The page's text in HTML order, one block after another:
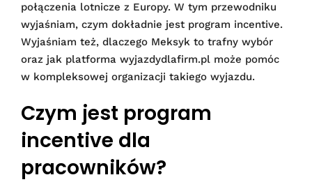
połączenia lotnicze z Europy. W tym przewodniku
wyjaśniam, czym dokładnie jest program incentive.
Wyjaśniam też, dlaczego Meksyk to trafny wybór
oraz jak platforma wyjazdydlafirm.pl może pomóc
w kompleksowej organizacji takiego wyjazdu.
Czym jest program
incentive dla
pracowników?